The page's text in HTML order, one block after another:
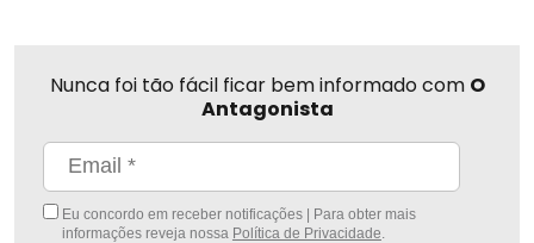
Nunca foi tão fácil ficar bem informado com O
Antagonista
Eu concordo em receber notificações | Para obter mais
informações reveja nossa Política de Privacidade